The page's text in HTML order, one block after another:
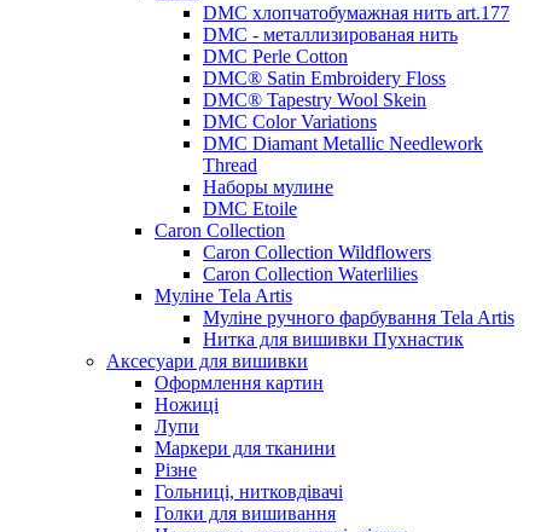
DMC хлопчатобумажная нить art.177
DMC - металлизированая нить
DMC Perle Cotton
DMC® Satin Embroidery Floss
DMC® Tapestry Wool Skein
DMC Color Variations
DMC Diamant Metallic Needlework
Thread
Наборы мулине
DMC Etoile
Caron Collection
Caron Collection Wildflowers
Caron Collection Waterlilies
Муліне Tela Artis
Муліне ручного фарбування Tela Artis
Нитка для вишивки Пухнастик
Аксесуари для вишивки
Оформлення картин
Ножиці
Лупи
Маркери для тканини
Різне
Гольниці, нитковдівачі
Голки для вишивання